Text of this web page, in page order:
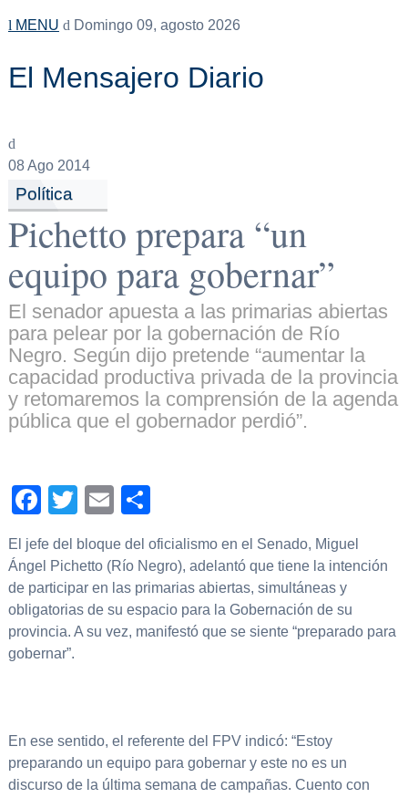
MENU Domingo 09, agosto 2026
El Mensajero Diario
08Ago 2014
Política
Pichetto prepara “un
equipo para gobernar”
El senador apuesta a las primarias abiertas
para pelear por la gobernación de Río
Negro. Según dijo pretende “aumentar la
capacidad productiva privada de la provincia
y retomaremos la comprensión de la agenda
pública que el gobernador perdió”.
Facebook
TwitterEmail
El jefe del bloque del oficialismo en el Senado, Miguel
Ángel Pichetto (Río Negro), adelantó que tiene la intención
de participar en las primarias abiertas, simultáneas y
obligatorias de su espacio para la Gobernación de su
provincia. A su vez, manifestó que se siente “preparado para
gobernar”.
En ese sentido, el referente del FPV indicó: “Estoy
preparando un equipo para gobernar y este no es un
discurso de la última semana de campañas. Cuento con